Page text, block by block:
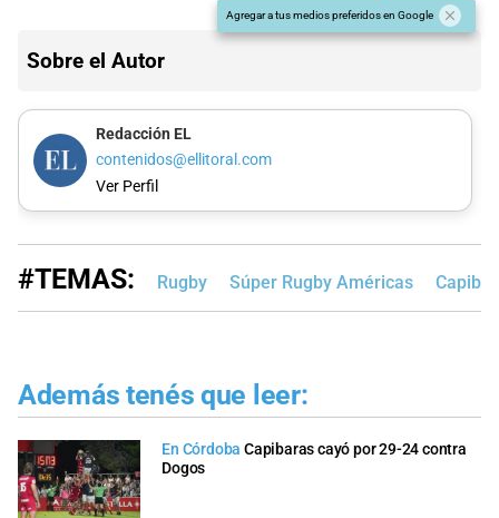
Agregar a tus medios preferidos en Google
Sobre el Autor
Redacción EL
contenidos@ellitoral.com
Ver Perfil
#TEMAS: Rugby Súper Rugby Américas
Además tenés que leer:
En Córdoba Capibaras cayó por 29-24 contra
Dogos